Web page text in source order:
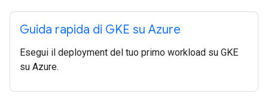
Guida rapida di GKE su Azure
Esegui il deployment del tuo primo workload su GKE
su Azure.